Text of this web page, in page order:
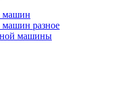
машин
разное
машины